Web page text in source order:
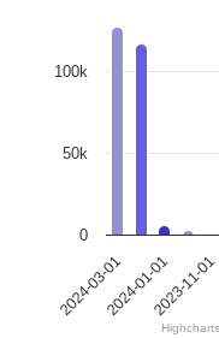
2024-03-012024-01-012023-11-01
0
50k
100k